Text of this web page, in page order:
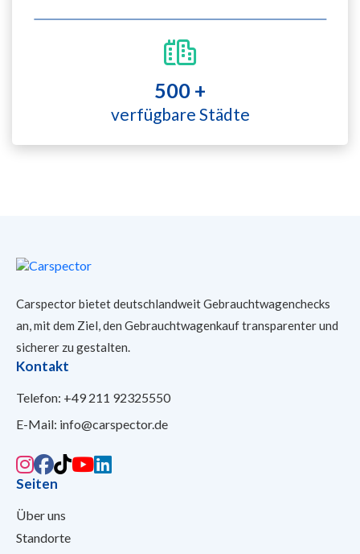
500 +
verfügbare Städte
Carspector bietet deutschlandweit Gebrauchtwagenchecks
an, mit dem Ziel, den Gebrauchtwagenkauf transparenter und
sicherer zu gestalten.
Kontakt
Telefon: +49 211 92325550
E-Mail: info@carspector.de
Seiten
Über uns
Standorte